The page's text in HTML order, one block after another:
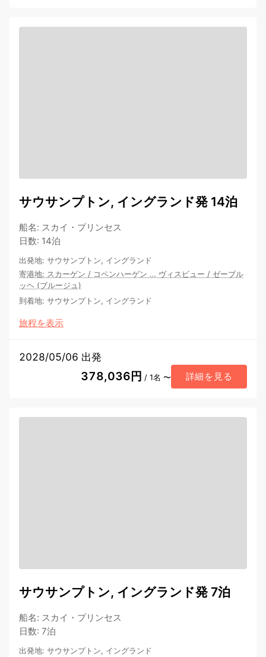
サウサンプトン, イングランド発 14泊
船名: スカイ・プリンセス
日数: 14泊
出発地: サウサンプトン, イングランド
寄港地: スカーゲン / コペンハーゲン … ヴィスビュー / ゼーブル
ッヘ (ブルージュ)
到着地: サウサンプトン, イングランド
旅程を表示
2028/05/06 出発
378,036円 / 1名 〜 詳細を見る
サウサンプトン, イングランド発 7泊
船名: スカイ・プリンセス
日数: 7泊
出発地: サウサンプトン, イングランド